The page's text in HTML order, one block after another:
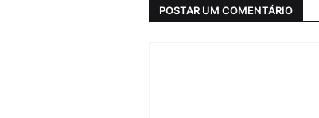
POSTAR UM COMENTÁRIO